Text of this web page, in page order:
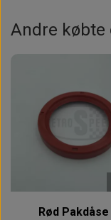
Andre købte
Rød